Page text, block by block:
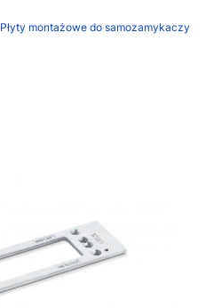
Płyty montażowe do samozamykaczy